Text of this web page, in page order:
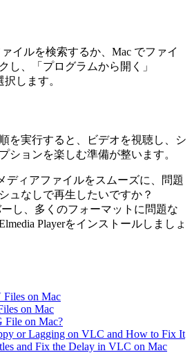
ァイルを検索するか、Mac でファイ
し、「プログラムから開く」
択します。
を実行すると、ビデオを視聴し、シ
ションを楽しむ準備が整います。
ディアファイルをスムーズに、問題
ュなしで再生したいですか？
し、多くのフォーマットに問題な
Playerをインストールしましょ
on Mac
on Mac
File on Mac?
or Lagging on VLC and How to Fix It
and Fix the Delay in VLC on Mac